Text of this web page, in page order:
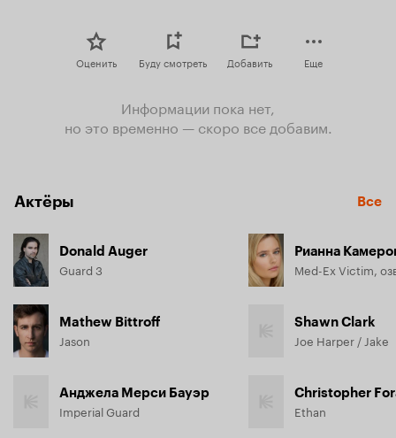
Оценить Буду смотреть Добавить Еще
Информации пока нет,
но это временно — скоро все добавим.
Актёры Все
Donald Auger
Guard 3
Mathew Bittroff
Jason
Анджела Мерси Бауэр
Imperial Guard
Рианна
Med-Ex Victim,
Shawn Clark
Joe Harper / Jake
Christopher
Ethan